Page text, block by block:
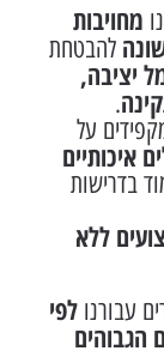
מחויבות
להבטחת
יציבה,
.
על
איכותיים
בדרישות
ללא
עבורנו לפי
הגבוהים